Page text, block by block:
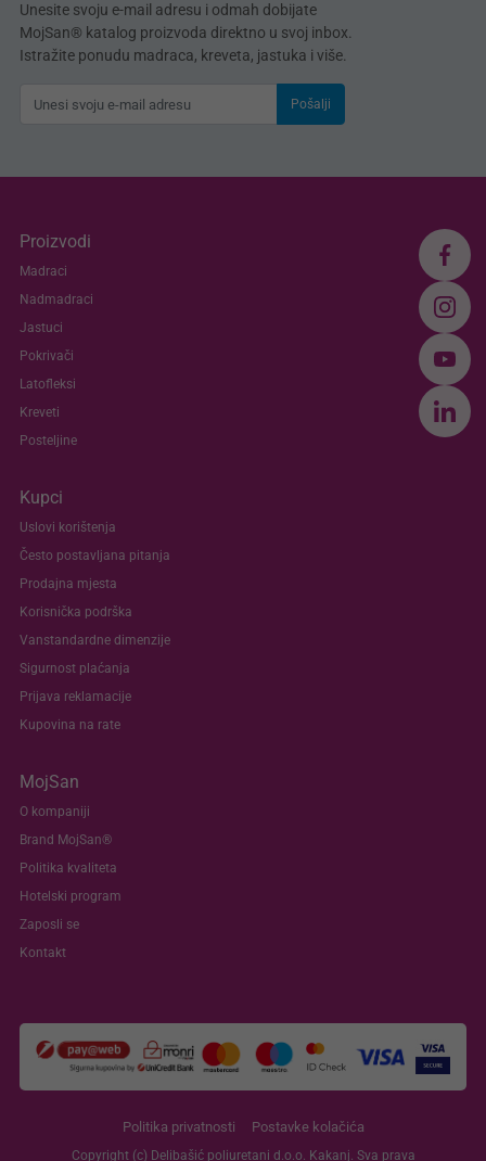
Unesite svoju e-mail adresu i odmah dobijate
MojSan® katalog proizvoda direktno u svoj inbox.
Istražite ponudu madraca, kreveta, jastuka i više.
Pošalji
Proizvodi
Madraci
Nadmadraci
Jastuci
Pokrivači
Latofleksi
Kreveti
Posteljine
Kupci
Uslovi korištenja
Često postavljana pitanja
Prodajna mjesta
Korisnička podrška
Vanstandardne dimenzije
Sigurnost plaćanja
Prijava reklamacije
Kupovina na rate
MojSan
O kompaniji
Brand MojSan®
Politika kvaliteta
Hotelski program
Zaposli se
Kontakt
Politika privatnosti Postavke kolačića
Copyright (c) Delibašić poliuretani d.o.o. Kakanj. Sva prava